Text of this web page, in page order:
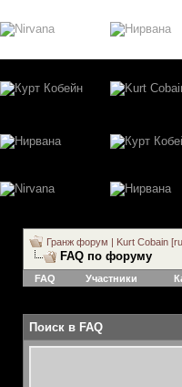
Гранж форум | Kurt Cobain
FAQ по форуму
FAQ Участники
Поиск в FAQ